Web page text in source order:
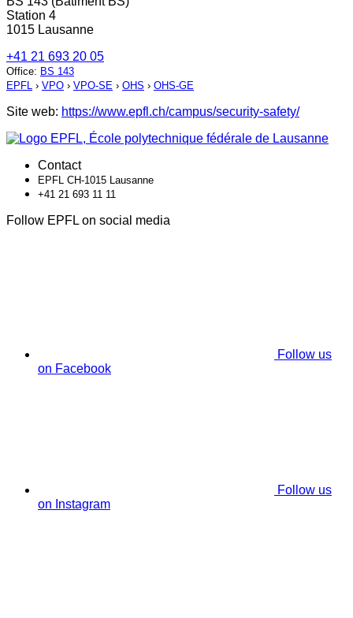
Station 4
1015 Lausanne
+41 21 693 20 05
Office: BS 143
EPFL › VPO › VPO-SE › OHS › OHS-GE
Site web: https://www.epfl.ch/campus/security-safety/
Contact
EPFL CH-1015 Lausanne
+41 21 693 11 11
Follow EPFL on social media
Follow us
on Facebook
Follow us
on Instagram